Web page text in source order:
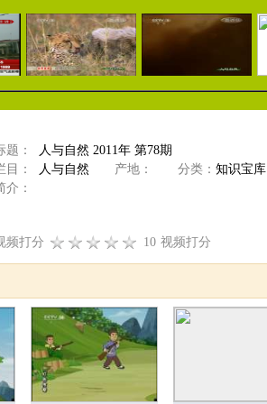
题：
人与自然 2011年 第78期
目：
人与自然 产地： 分类： 知识宝库
介：
频打分 10 视频打分